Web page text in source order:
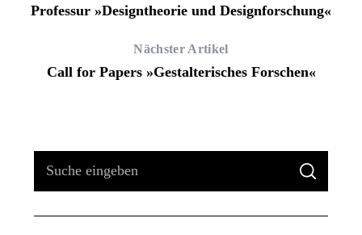
Professur »Designtheorie und Designforschung«
Nächster Artikel
Call for Papers »Gestalterisches Forschen«
S
C
E